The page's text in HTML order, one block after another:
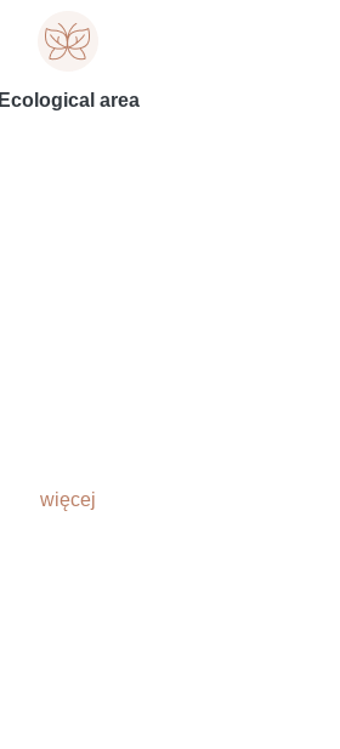
Ecological area
więcej